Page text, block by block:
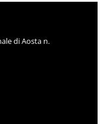
di Aosta n.